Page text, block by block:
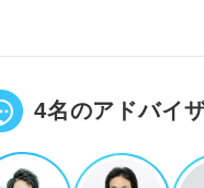
面接中の企業が第一志
POINT：落ちた企業や
4名のアドバイ